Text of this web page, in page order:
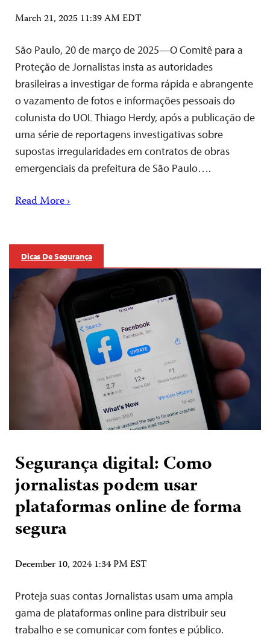
March 21, 2025 11:39 AM EDT
São Paulo, 20 de março de 2025—O Comitê para a
Proteção de Jornalistas insta as autoridades
brasileiras a investigar de forma rápida e abrangente
o vazamento de fotos e informações pessoais do
colunista do UOL Thiago Herdy, após a publicação de
uma série de reportagens investigativas sobre
supostas irregularidades em contratos de obras
emergenciais da prefeitura de São Paulo….
Read More ›
Dicas De Segurança
Segurança digital: Como
jornalistas podem usar
plataformas online de forma
segura
December 10, 2024 1:34 PM EST
Proteja suas contas Jornalistas usam uma ampla
gama de plataformas online para distribuir seu
trabalho e se comunicar com fontes e público.